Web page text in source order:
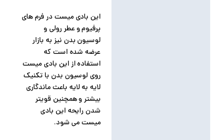
این بادی میست در فرم های
پرفیوم و عطر رولی و
لوسیون بدن نیز به بازار
عرضه شده است که
استفاده از این بادی میست
روی لوسیون بدن با تکنیک
لایه به لایه باعث ماندگاری
بیشتر و همچنین قویتر
شدن رایحه این بادی
میست می شود.